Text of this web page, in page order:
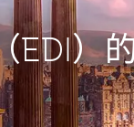
EDI）